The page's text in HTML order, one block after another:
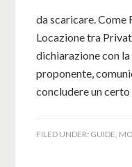
da scaricare. Come
Locazione tra
dichiarazione con
proponente,
concludere un
FILED UNDER: GUIDE,